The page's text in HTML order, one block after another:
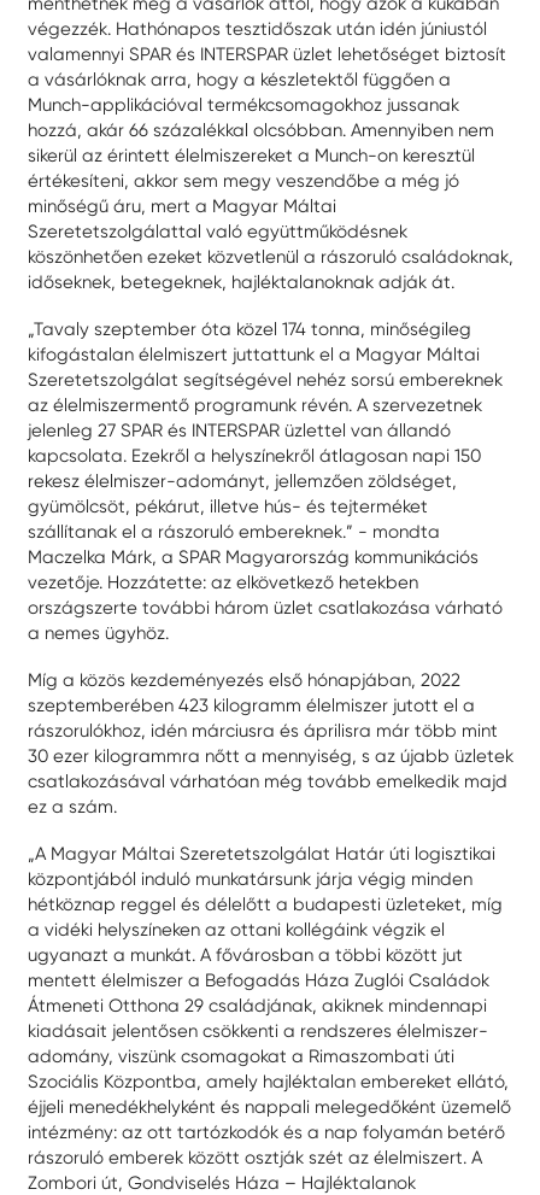
végezzék. Hathónapos tesztidőszak után idén júniustól
valamennyi SPAR és INTERSPAR üzlet lehetőséget biztosít
a vásárlóknak arra, hogy a készletektől függően a
Munch-applikációval termékcsomagokhoz jussanak
hozzá, akár 66 százalékkal olcsóbban. Amennyiben nem
sikerül az érintett élelmiszereket a Munch-on keresztül
értékesíteni, akkor sem megy veszendőbe a még jó
minőségű áru, mert a Magyar Máltai
Szeretetszolgálattal való együttműködésnek
köszönhetően ezeket közvetlenül a rászoruló családoknak,
időseknek, betegeknek, hajléktalanoknak adják át.
„Tavaly szeptember óta közel 174 tonna, minőségileg
kifogástalan élelmiszert juttattunk el a Magyar Máltai
Szeretetszolgálat segítségével nehéz sorsú embereknek
az élelmiszermentő programunk révén. A szervezetnek
jelenleg 27 SPAR és INTERSPAR üzlettel van állandó
kapcsolata. Ezekről a helyszínekről átlagosan napi 150
rekesz élelmiszer-adományt, jellemzően zöldséget,
gyümölcsöt, pékárut, illetve hús- és tejterméket
szállítanak el a rászoruló embereknek.” - mondta
Maczelka Márk, a SPAR Magyarország kommunikációs
vezetője. Hozzátette: az elkövetkező hetekben
országszerte további három üzlet csatlakozása várható
a nemes ügyhöz.
Míg a közös kezdeményezés első hónapjában, 2022
szeptemberében 423 kilogramm élelmiszer jutott el a
rászorulókhoz, idén márciusra és áprilisra már több mint
30 ezer kilogrammra nőtt a mennyiség, s az újabb üzletek
csatlakozásával várhatóan még tovább emelkedik majd
ez a szám.
„A Magyar Máltai Szeretetszolgálat Határ úti logisztikai
központjából induló munkatársunk járja végig minden
hétköznap reggel és délelőtt a budapesti üzleteket, míg
a vidéki helyszíneken az ottani kollégáink végzik el
ugyanazt a munkát. A fővárosban a többi között jut
mentett élelmiszer a Befogadás Háza Zuglói Családok
Átmeneti Otthona 29 családjának, akiknek mindennapi
kiadásait jelentősen csökkenti a rendszeres élelmiszer-
adomány, viszünk csomagokat a Rimaszombati úti
Szociális Központba, amely hajléktalan embereket ellátó,
éjjeli menedékhelyként és nappali melegedőként üzemelő
intézmény: az ott tartózkodók és a nap folyamán betérő
rászoruló emberek között osztják szét az élelmiszert. A
Zombori út, Gondviselés Háza – Hajléktalanok